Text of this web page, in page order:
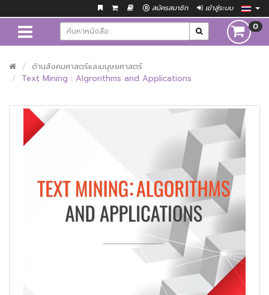
สมัครสมาชิก เข้าสู่ระบบ
0
ด้านสังคมศาสตร์และมนุษยศาสตร์
Text Mining : Algrorithms and Applications